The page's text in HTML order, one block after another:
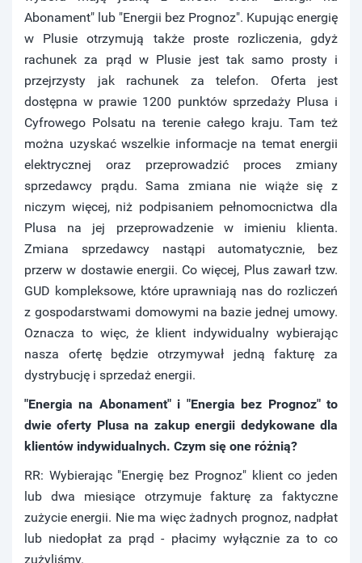
Abonament" lub "Energii bez Prognoz". Kupując energię
w Plusie otrzymują także proste rozliczenia, gdyż
rachunek za prąd w Plusie jest tak samo prosty i
przejrzysty jak rachunek za telefon. Oferta jest
dostępna w prawie 1200 punktów sprzedaży Plusa i
Cyfrowego Polsatu na terenie całego kraju. Tam też
można uzyskać wszelkie informacje na temat energii
elektrycznej oraz przeprowadzić proces zmiany
sprzedawcy prądu. Sama zmiana nie wiąże się z
niczym więcej, niż podpisaniem pełnomocnictwa dla
Plusa na jej przeprowadzenie w imieniu klienta.
Zmiana sprzedawcy nastąpi automatycznie, bez
przerw w dostawie energii. Co więcej, Plus zawarł tzw.
GUD kompleksowe, które uprawniają nas do rozliczeń
z gospodarstwami domowymi na bazie jednej umowy.
Oznacza to więc, że klient indywidualny wybierając
nasza ofertę będzie otrzymywał jedną fakturę za
dystrybucję i sprzedaż energii.
"Energia na Abonament" i "Energia bez Prognoz" to
dwie oferty Plusa na zakup energii dedykowane dla
klientów indywidualnych. Czym się one różnią?
RR: Wybierając "Energię bez Prognoz" klient co jeden
lub dwa miesiące otrzymuje fakturę za faktyczne
zużycie energii. Nie ma więc żadnych prognoz, nadpłat
lub niedopłat za prąd - płacimy wyłącznie za to co
zużyliśmy.